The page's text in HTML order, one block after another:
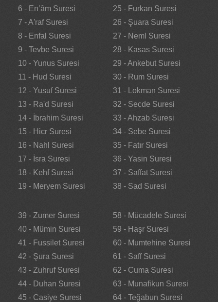
6 - En’âm Suresi
7 - A'raf Suresi
8 - Enfal Suresi
9 - Tevbe Suresi
10 - Yunus Suresi
11 - Hud Suresi
12 - Yusuf Suresi
13 - Ra'd Suresi
14 - İbrahim Suresi
15 - Hicr Suresi
16 - Nahl Suresi
17 - İsra Suresi
18 - Kehf Suresi
19 - Meryem Suresi
25 - Furkan Suresi
26 - Şuara Suresi
27 - Neml Suresi
28 - Kasas Suresi
29 - Ankebut Suresi
30 - Rum Suresi
31 - Lokman Suresi
32 - Secde Suresi
33 - Ahzab Suresi
34 - Sebe Suresi
35 - Fatır Suresi
36 - Yasin Suresi
37 - Saffat Suresi
38 - Sad Suresi
39 - Zumer Suresi
40 - Mümin Suresi
41 - Fussilet Suresi
42 - Şura Suresi
43 - Zuhruf Suresi
44 - Duhan Suresi
45 - Casiye Suresi
58 - Mücadele Suresi
59 - Haşr Suresi
60 - Mumtehine Suresi
61 - Saff Suresi
62 - Cuma Suresi
63 - Munafikun Suresi
64 - Teğabun Suresi